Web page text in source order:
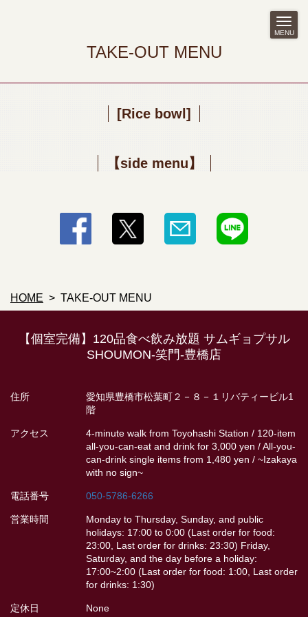
MENU
TAKE-OUT MENU
[Rice bowl]
【side menu】
HOME TAKE-OUT MENU
この店舗情報をシェアする
TAKE-OUT MENU | 【個室完備】120品食べ飲み放題 サム
ギョプサル SHOUMON‐笑門‐豊橋店
【個室完備】120品食べ飲み放題 サムギョプサル
SHOUMON‐笑門‐豊橋店
住所
愛知県豊橋市松葉町２－８－１リバティービル1
階
アクセス
4-minute walk from Toyohashi Station / 120-item
all-you-can-eat and drink for 3,000 yen / All-you-
can-drink single items from 1,480 yen / ~Izakaya
with no sign~
電話番号 050-5786-6266
営業時間
Monday to Thursday, Sunday, and public
holidays: 17:00 to 0:00 (Last order for food:
23:00, Last order for drinks: 23:30) Friday,
Saturday, and the day before a holiday:
17:00~2:00 (Last order for food: 1:00, Last order
for drinks: 1:30)
定休日 None